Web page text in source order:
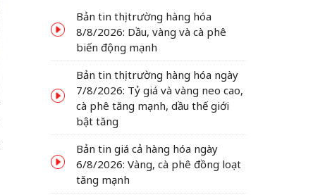
Bản tin thị trường hàng hóa
8/8/2026: Dầu, vàng và cà phê
biến động mạnh
Bản tin thị trường hàng hóa ngày
7/8/2026: Tỷ giá và vàng neo cao,
cà phê tăng mạnh, dầu thế giới
bật tăng
Bản tin giá cả hàng hóa ngày
6/8/2026: Vàng, cà phê đồng loạt
tăng mạnh